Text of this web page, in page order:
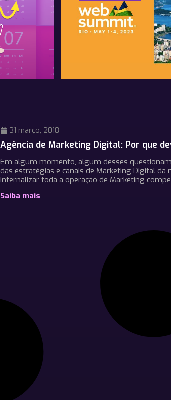
31 março, 2018
Agência de Marketing Digital: Por que
Em algum momento, algum desses
das estratégias e canais de Marketing Digital
internalizar toda a operação de Marketing
Saiba mais